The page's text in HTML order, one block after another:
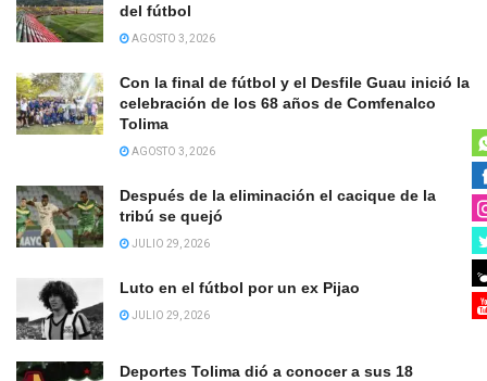
del fútbol
AGOSTO 3, 2026
Con la final de fútbol y el Desfile Guau inició la
celebración de los 68 años de Comfenalco
Tolima
AGOSTO 3, 2026
Después de la eliminación el cacique de la
tribú se quejó
JULIO 29, 2026
Luto en el fútbol por un ex Pijao
JULIO 29, 2026
Deportes Tolima dió a conocer a sus 18